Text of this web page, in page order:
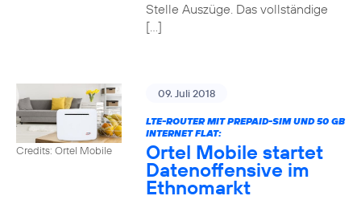
Stelle Auszüge. Das vollständige
[…]
Credits: Ortel Mobile
09. Juli 2018
LTE-ROUTER MIT PREPAID-SIM UND 50 GB
INTERNET FLAT:
Ortel Mobile startet
Datenoffensive im
Ethnomarkt